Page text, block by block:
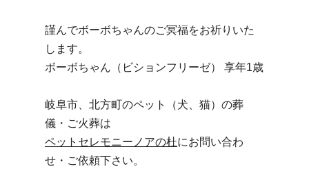
謹んでボーボちゃんのご冥福をお祈りいた
します。
ボーボちゃん（ビションフリーゼ） 享年1歳
岐阜市、北方町のペット（犬、猫）の葬
儀・ご火葬は
ペットセレモニーノアの杜にお問い合わ
せ・ご依頼下さい。